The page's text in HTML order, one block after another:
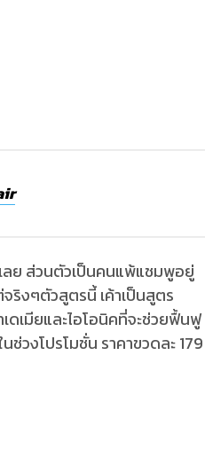
ลย ส่วนตัวเป็นคนแพ้แชมพูอยู่
งๆตัวสูตรนี้ เค้าเป็นสูตร
เมียและไอโอนิคที่จะช่วยฟื้นฟู
วงโปรโมชั่น ราคาขวดละ 179